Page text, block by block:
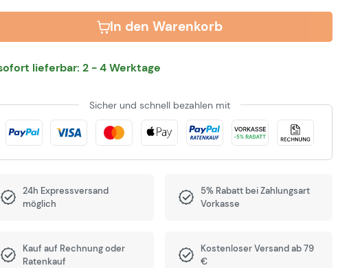
In den Warenkorb
lieferbar: 2 - 4 Werktage
Sicher und schnell bezahlen mit
24h Expressversand
möglich
5% Rabatt bei Zahlungsart
Vorkasse
Kauf auf Rechnung oder
Ratenkauf
Kostenloser Versand ab 79
€